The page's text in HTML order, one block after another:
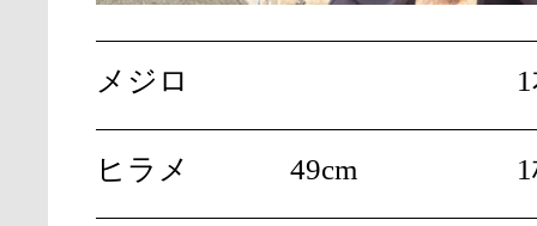
メジロ
ヒラメ 49cm